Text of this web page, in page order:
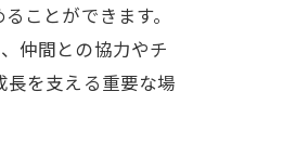
ことができます。
仲間との協力やチ
を支える重要な場